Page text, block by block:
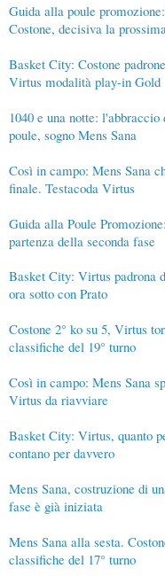
Guida alla poule
Costone, decisiva la prossima
Basket City: Costone
Virtus modalità play-in Gold
1040 e una notte:
poule, sogno Mens Sana
Così in campo: Mens Sana
finale. Testacoda Virtus
Guida alla Poule
partenza della seconda fase
Basket City: Virtus padrona
ora sotto con Prato
Costone 2° ko su 5, Virtus
classifiche del 19° turno
Così in campo: Mens Sana
Virtus da riavviare
Basket City: Virtus, quanto
contano per davvero
Mens Sana, costruzione di
fase è già iniziata
Mens Sana alla sesta.
classifiche del 17° turno